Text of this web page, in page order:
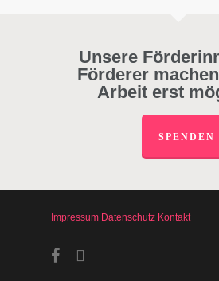
Unsere
Förderer
Arbeit erst
SPENDEN
Impressum Datenschutz Kontakt
facebookinstagram